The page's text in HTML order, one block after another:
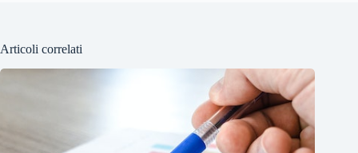
Articoli correlati